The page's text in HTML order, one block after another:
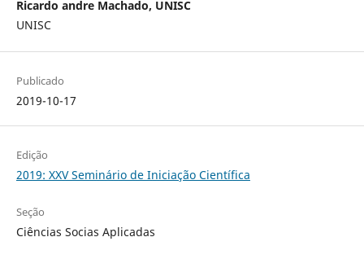
Ricardo andre Machado, UNISC
UNISC
Publicado
2019-10-17
Edição
2019: XXV Seminário de Iniciação Científica
Seção
Ciências Socias Aplicadas